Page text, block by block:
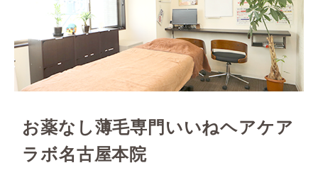
お薬なし薄毛専門いいねヘアケア
ラボ名古屋本院